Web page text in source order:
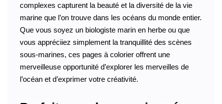
complexes capturent la beauté et la diversité de la vie
marine que l’on trouve dans les océans du monde entier.
Que vous soyez un biologiste marin en herbe ou que
vous appréciiez simplement la tranquillité des scènes
sous-marines, ces pages à colorier offrent une
merveilleuse opportunité d’explorer les merveilles de
l’océan et d’exprimer votre créativité.